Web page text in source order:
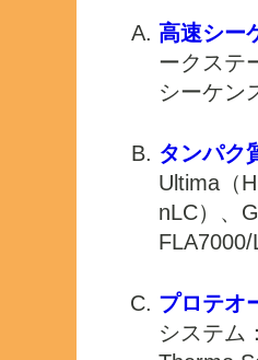
高速シー
ークステ
シーケン
タンパク
Ultima（
nLC）、
プロテオ
システム